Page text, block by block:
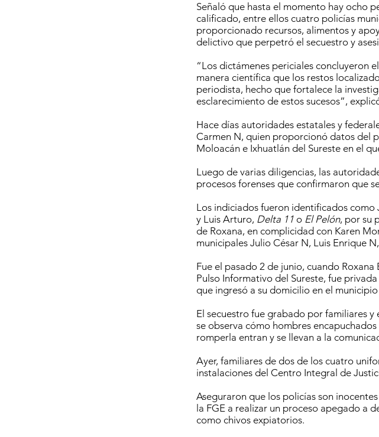
Señaló que hasta el momento hay ocho
calificado, entre ellos cuatro policías
proporcionado recursos, alimentos y
delictivo que perpetró el secuestro y
“Los dictámenes periciales concluyeron
manera científica que los restos
periodista, hecho que fortalece la
esclarecimiento de estos sucesos”,
Hace días autoridades estatales y
Carmen N, quien proporcionó datos del
Moloacán e Ixhuatlán del Sureste en el
Luego de varias diligencias, las
procesos forenses que confirmaron que
Los indiciados fueron identificados como
y Luis Arturo, Delta 11 o El Pelón, por su
de Roxana, en complicidad con Karen
municipales Julio César N, Luis Enrique
Fue el pasado 2 de junio, cuando
Pulso Informativo del Sureste, fue
que ingresó a su domicilio en el
El secuestro fue grabado por familiares
se observa cómo hombres
romperla entran y se llevan a la
Ayer, familiares de dos de los cuatro
instalaciones del Centro Integral de
Aseguraron que los policías son
la FGE a realizar un proceso apegado a
como chivos expiatorios.